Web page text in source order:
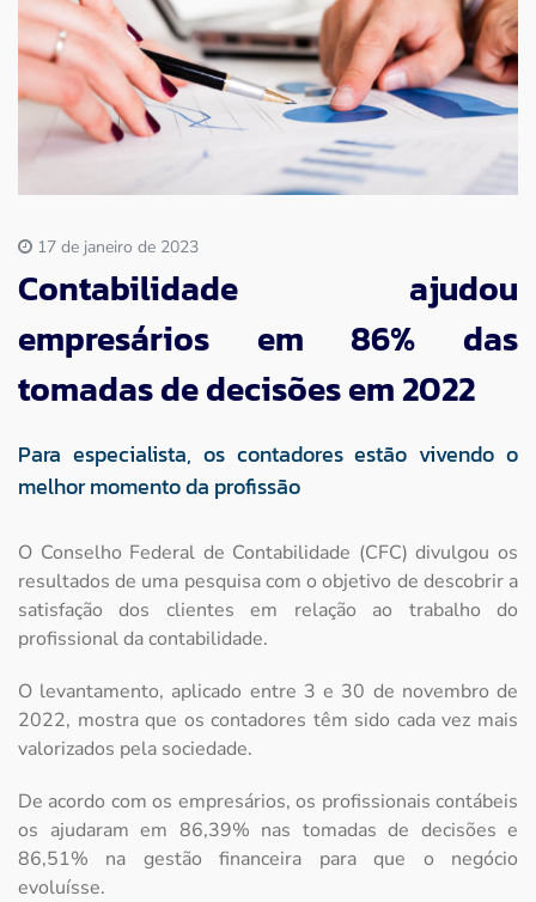
Imprensa
Contato
17 de janeiro de 2023
Contabilidade ajudou
empresários em 86% das
tomadas de decisões em 2022
Para especialista, os contadores estão vivendo o
melhor momento da profissão
O Conselho Federal de Contabilidade (CFC) divulgou os
resultados de uma pesquisa com o objetivo de descobrir a
satisfação dos clientes em relação ao trabalho do
profissional da contabilidade.
O levantamento, aplicado entre 3 e 30 de novembro de
2022, mostra que os contadores têm sido cada vez mais
valorizados pela sociedade.
De acordo com os empresários, os profissionais contábeis
os ajudaram em 86,39% nas tomadas de decisões e
86,51% na gestão financeira para que o negócio
evoluísse.